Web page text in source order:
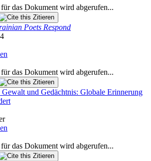
das Dokument wird abgerufen...
Zitieren
Poets Respond
das Dokument wird abgerufen...
Zitieren
und Gedächtnis: Globale Erinnerung
das Dokument wird abgerufen...
Zitieren